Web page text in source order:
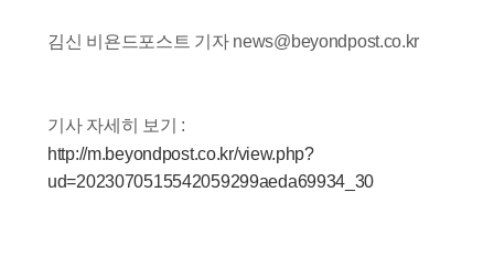
김신 비욘드포스트 기자 news@beyondpost.co.kr
기사 자세히 보기 :
http://m.beyondpost.co.kr/view.php?
ud=2023070515542059299aeda69934_30